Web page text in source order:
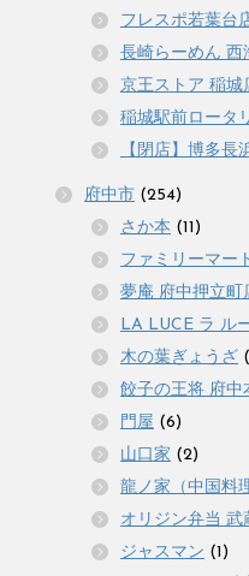
フレスポ若葉台
長崎らーめん 西
京王ストア 稲城
稲城駅前ロータ
【閉店】博多長
府中市 (254)
さか本 (11)
ファミリーマー
夢庵 府中押立町
LA LUCE ラ ル
木の葉ぎょうざ
餃子の王将 府中
門屋 (6)
山口家 (2)
龍ノ家（中国料
オリジン弁当 武
ジャスマン (1)